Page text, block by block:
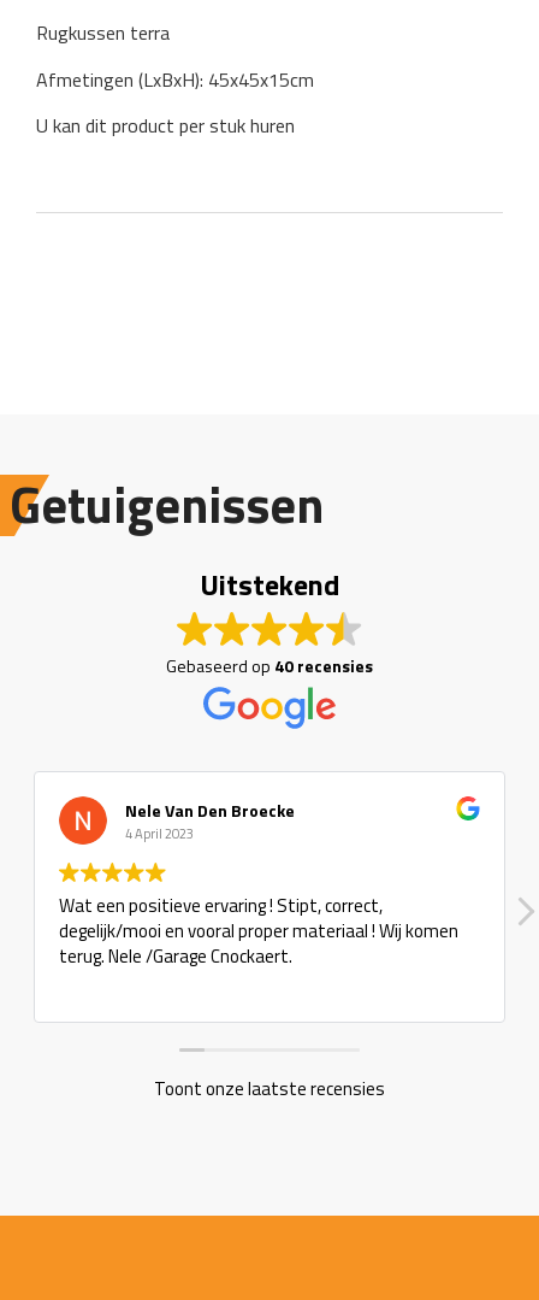
Rugkussen terra
Afmetingen (LxBxH): 45x45x15cm
U kan dit product per stuk huren
Getuigenissen
Uitstekend
Gebaseerd op 40 recensies
Nele Van Den Broecke
4 April 2023
Wat een positieve ervaring ! Stipt, correct,
degelijk/mooi en vooral proper materiaal ! Wij komen
terug. Nele /Garage Cnockaert.
Toont onze laatste recensies